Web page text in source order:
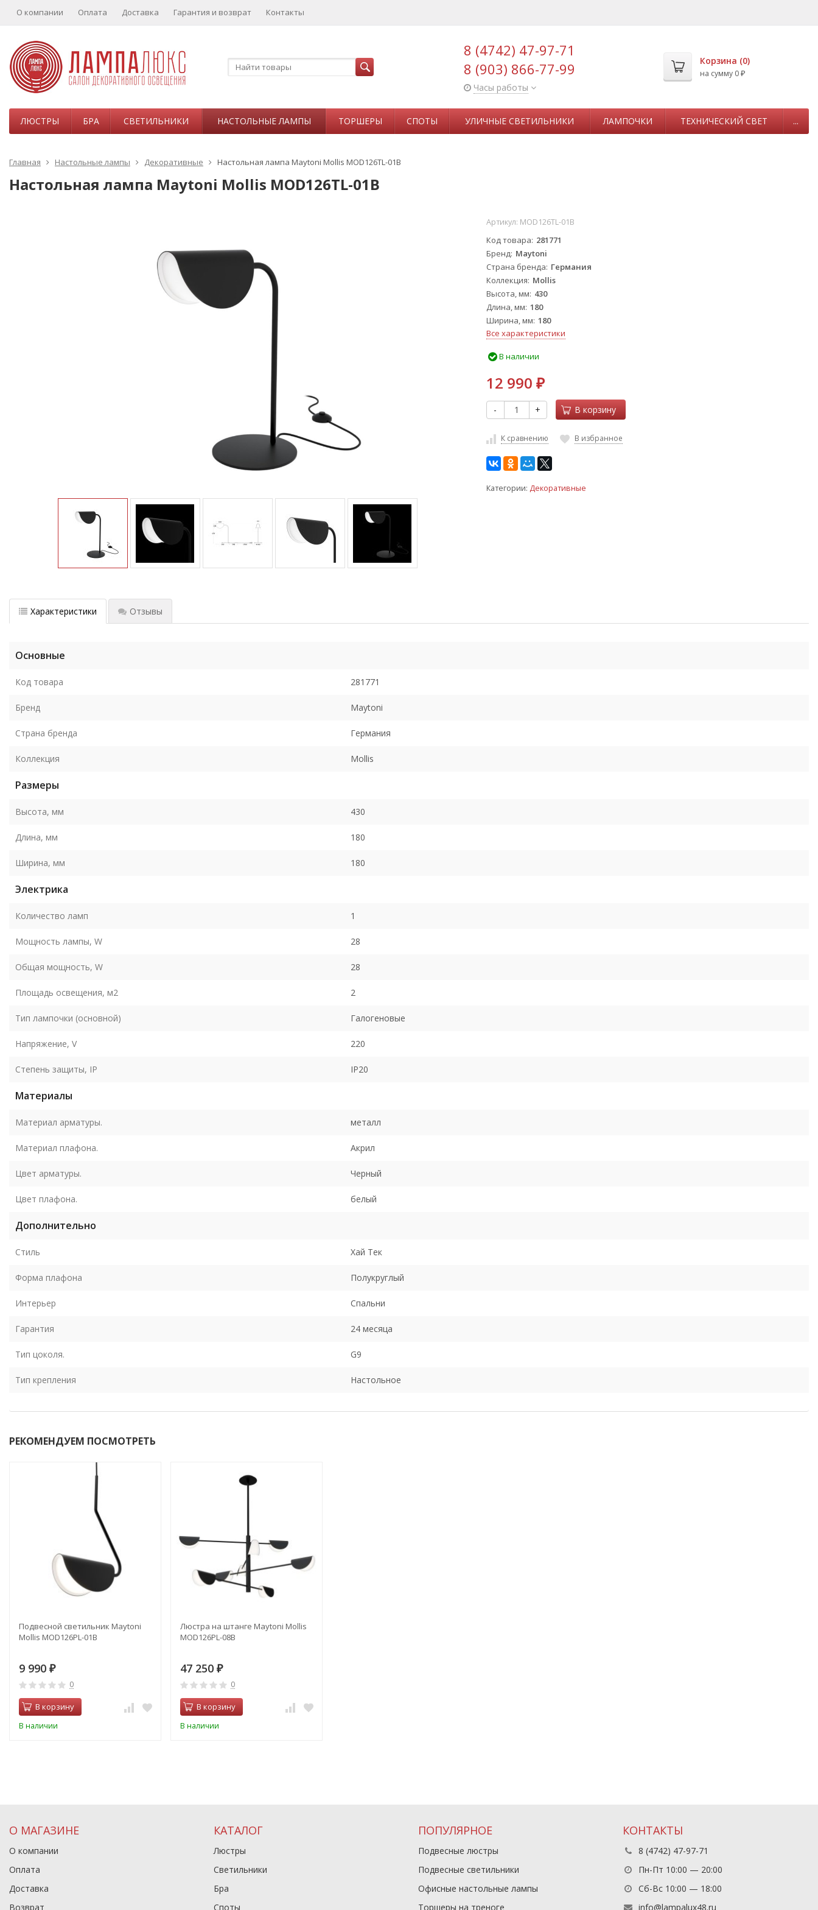
О компании Оплата Доставка Гарантия и возврат Контакты
8 (4742) 47-97-71
8 (903) 866-77-99
Часы работы
Корзина (0)
на сумму 0 ₽
ЛЮСТРЫ БРА СВЕТИЛЬНИКИ НАСТОЛЬНЫЕ ЛАМПЫ ТОРШЕРЫ СПОТЫ УЛИЧНЫЕ СВЕТИЛЬНИКИ ЛАМПОЧКИ ТЕХНИЧЕСКИЙ СВЕТ ...
Главная Настольные лампы Декоративные Настольная лампа Maytoni Mollis MOD126TL-01B
Настольная лампа Maytoni Mollis MOD126TL-01B
Артикул: MOD126TL-01B
Код товара 281771
Бренд Maytoni
Страна бренда Германия
Коллекция Mollis
Высота, мм 430
Длина, мм 180
Ширина, мм 180
Все характеристики
В наличии
12 990 ₽
- + В корзину
К сравнению В избранное
Категории: Декоративные
Характеристики Отзывы
Основные
Код товара 281771
Бренд Maytoni
Страна бренда Германия
Коллекция Mollis
Размеры
Высота, мм 430
Длина, мм 180
Ширина, мм 180
Электрика
Количество ламп 1
Мощность лампы, W 28
Общая мощность, W 28
Площадь освещения, м2 2
Тип лампочки (основной) Галогеновые
Напряжение, V 220
Степень защиты, IP IP20
Материалы
Материал арматуры. металл
Материал плафона. Акрил
Цвет арматуры. Черный
Цвет плафона. белый
Дополнительно
Стиль Хай Тек
Форма плафона Полукруглый
Интерьер Спальни
Гарантия 24 месяца
Тип цоколя. G9
Тип крепления Настольное
РЕКОМЕНДУЕМ ПОСМОТРЕТЬ
Подвесной светильник Maytoni
Mollis MOD126PL-01B
9 990 ₽
0
В корзину
В наличии
Люстра на штанге Maytoni Mollis
MOD126PL-08B
47 250 ₽
0
В корзину
В наличии
О МАГАЗИНЕ
О компании
Оплата
Доставка
Возврат
КАТАЛОГ
Люстры
Светильники
Бра
Споты
ПОПУЛЯРНОЕ
Подвесные люстры
Подвесные светильники
Офисные настольные лампы
Торшеры на треноге
КОНТАКТЫ
8 (4742) 47-97-71
Пн-Пт 10:00 — 20:00
Сб-Вс 10:00 — 18:00
info@lampalux48.ru